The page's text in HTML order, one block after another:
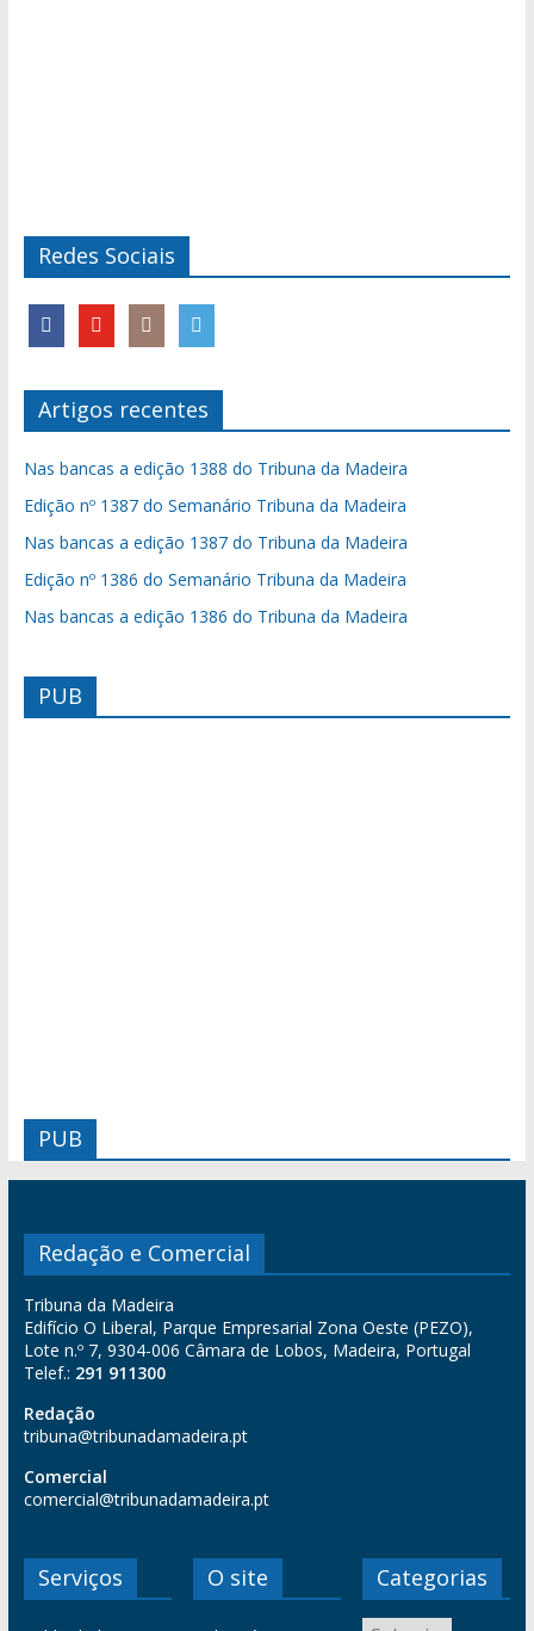
Redes Sociais
Artigos recentes
Nas bancas a edição 1388 do Tribuna da Madeira
Edição nº 1387 do Semanário Tribuna da Madeira
Nas bancas a edição 1387 do Tribuna da Madeira
Edição nº 1386 do Semanário Tribuna da Madeira
Nas bancas a edição 1386 do Tribuna da Madeira
PUB
PUB
Redação e Comercial
Tribuna da Madeira
Edifício O Liberal, Parque Empresarial Zona Oeste (PEZO),
Lote n.º 7, 9304-006 Câmara de Lobos, Madeira, Portugal
Telef.: 291 911300
Redação
tribuna@tribunadamadeira.pt
Comercial
comercial@tribunadamadeira.pt
Serviços O site Categorias